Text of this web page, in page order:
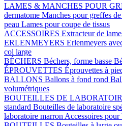
LAMES & MANCHES POUR
dermatome Manches pour greffes de
peau Lames pour coupe de tissus
ACCESSOIRES Extracteur de
ERLENMEYERS Erlenmeyers
col large
BÉCHERS Béchers, forme basse
ÉPROUVETTES Éprouvettes à
BALLONS Ballons à fond rond
volumétriques
BOUTEILLES DE
standard Bouteilles de laboratoire
laboratoire marron Accessoires